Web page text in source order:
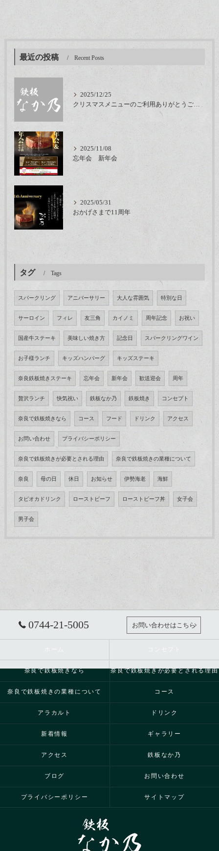
最近の投稿 Recent Posts
2025/12/25
クリスマスメニューのご利用ありがとうございました
2025/11/08
忘年会 新年会
2025/05/31
おかげさまで11周年
タグ Tags
スパークリング アニバーサリー 大人な雰囲気 特別な日
サーロイン フィレ 友三角 カイノミ 周年記念 お祝い
国産牛ステーキ 美味しい焼き方 記念日 スパークリングワイン
お子様ランチ キッズハンバーグ キッズステーキ
奈良鉄板焼きステーキ 忘年会 新年会 歓送迎会 周年
贅沢ランチ 快気祝い 鉄板なか乃 鉄板焼き コンセプト
奈良で鉄板焼きなら コース フード ドリンク アクセス
お問い合わせ プライバシーポリシー
奈良で鉄板焼きが必要とされる理由 奈良で鉄板焼きの業種について
奈良 母の日 休日 お知らせ 伊勢海老 海鮮
タピオカドリンク ローストビーフ ローストビーフ丼 女子会
男子会
0744-21-5005 お問い合わせはこちら
ホーム
奈良で鉄板焼きなら 奈良で鉄板焼きが必要とされる理由
奈良で鉄板焼きの業種について コース
アラカルト ドリンク
新着情報 ギャラリー
アクセス 鉄板なか乃
ブログ お問い合わせ
プライバシーポリシー サイトマップ